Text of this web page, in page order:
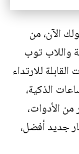
الآن، من
واللاب توب
للارتداء
الذكية،
الأدوات،
جديد أفضل،